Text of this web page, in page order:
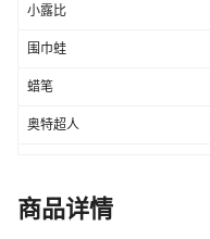
小露比
围巾蛙
蜡笔
奥特超人
三丽
商品详情